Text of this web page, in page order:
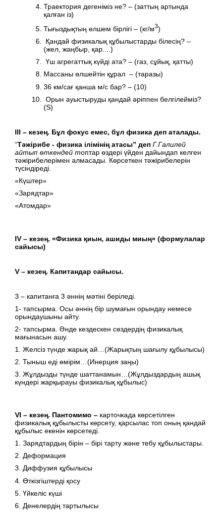
Траектория дегеніміз не? – (заттың артында
қалған із)
Тығыздықтың өлшем бірлігі – (кг/м3)
Қандай физикалық құбылыстарды білесің? –
(жел, жаңбыр, қар....)
Үш агрегаттық күйді ата? – (газ, сұйық, қатты)
Массаны өлшейтін құрал – (таразы)
36 км/сағ қанша м/с бар? – (10)
Орын ауыстыруды қандай әріппен белгілейміз?
(S)
ІІІ – кезең. Бұл фокус емес, бұл физика деп аталады.
“Тәжірибе - физика ілімінің атасы” деп Г.Галилей
айтып өткендей топтар өздері үйден дайындап келген
тәжірибелерімен алмасады. Көрсеткен тәжірибелерін
түсіндіреді.
«Күштер»
«Зарядтар»
«Атомдар»
ІV – кезең. «Физика қиын, ашиды миың» (формулалар
сайысы)
V – кезең. Капитандар сайысы.
3 – капитанға 3 әннің мәтіні беріледі.
1- тапсырма. Осы әннің бір шумағын орындау немесе
орындаушыны айту.
2- тапсырма. Әнде кездескен сөздердің физикалық
мағынасын ашу.
1. Желсіз түнде жарық ай…(Жарықтың шағылу құбылысы)
2. Тыныш еді өмірім…(Инерция заңы)
3. Жұлдызды түнде шаттанамын…(Жұлдыздардың ашық
күндері жарқырауы физикалық құбылыс)
VІ – кезең. Пантомимо – карточкада көрсетілген
физикалық құбылысты көрсету, қарсылас топ оның қандай
құбылыс екенін көрсетеді.
1. Зарядтардың бірін – бірі тарту және тебу құбылыстары.
2. Деформация
3. Диффузия құбылысы
4. Өткізгіштерді қосу
5. Үйкеліс күші
6. Денелердің тартылысы